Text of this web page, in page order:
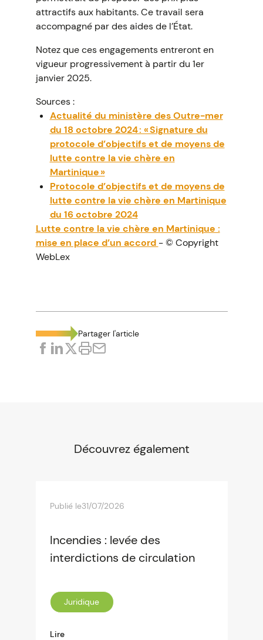
attractifs aux habitants. Ce travail sera
accompagné par des aides de l’État.
Notez que ces engagements entreront en
vigueur progressivement à partir du 1er
janvier 2025.
Sources :
Actualité du ministère des Outre-mer
du 18 octobre 2024 : « Signature du
protocole d’objectifs et de moyens de
lutte contre la vie chère en
Martinique »
Protocole d’objectifs et de moyens de
lutte contre la vie chère en Martinique
du 16 octobre 2024
Lutte contre la vie chère en Martinique :
mise en place d’un accord - © Copyright
WebLex
Partager l'article
Découvrez également
Publié le31/07/2026
Incendies : levée des
interdictions de circulation
Juridique
Lire